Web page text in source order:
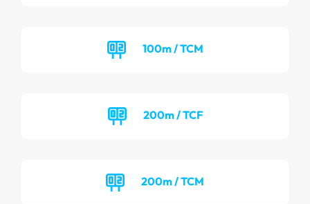
100m / TCM
200m / TCF
200m / TCM